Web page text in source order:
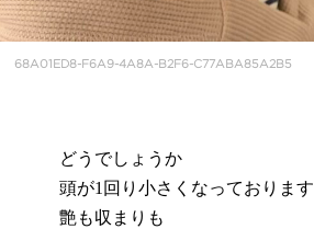
68A01ED8-F6A9-4A8A-B2F6-C77ABA85A2B5
どうでしょうか
頭が1回り小さくなっております
艶も収まりも